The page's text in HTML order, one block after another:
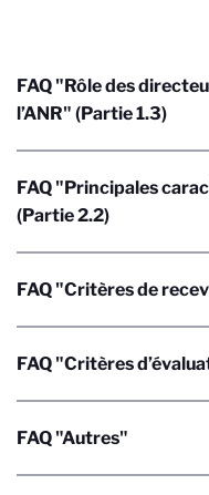
FAQ "Rôle des
l’ANR" (Partie 1.3)
FAQ "Principales
(Partie 2.2)
FAQ "Critères de
FAQ "Critères
FAQ "Autres"